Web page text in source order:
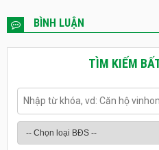
BÌNH LUẬN
TÌM KIẾM